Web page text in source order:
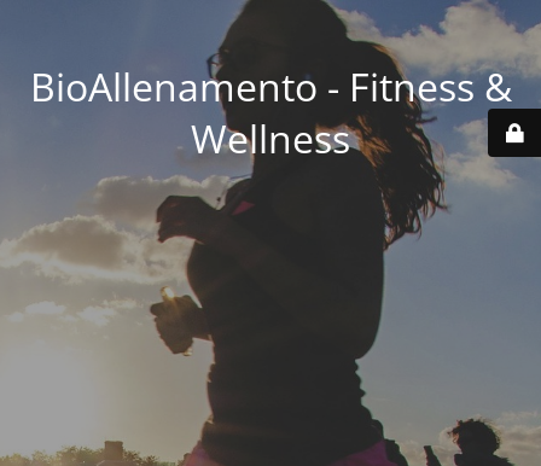
BioAllenamento - Fitness &
Wellness